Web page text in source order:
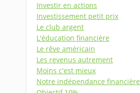
Investir en actions
Investissement petit prix
Le club argent
L'éducation financière
Le rêve américain
Les revenus autrement
Moins c'est mieux
Notre indépendance financière